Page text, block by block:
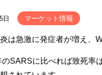
日 マーケット情報
は急激に発症者が増え、
SARSに比べれば致死率